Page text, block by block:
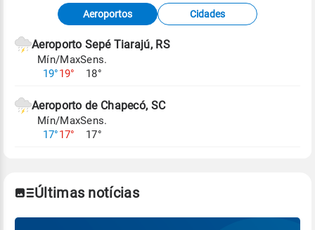
Fonte: dados combinados de estações
meteorológicas e satélite do Centro de Previsão
de Tempo e Estudos Climáticos (CPTEC).
Para obter mais informações sobre os dados
Aeroportos Cidades
Aeroporto Sepé Tiarajú, RS
Mín/Max
19°19°
Sens.
18°
Aeroporto de Chapecó, SC
Mín/Max
17°17°
Sens.
17°
Últimas notícias